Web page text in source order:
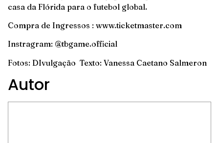
casa da Flórida para o futebol global.
Compra de Ingressos : www.ticketmaster.com
Instragram: @tbgame.official
Fotos: DIvulgação Texto: Vanessa Caetano Salmeron
Autor